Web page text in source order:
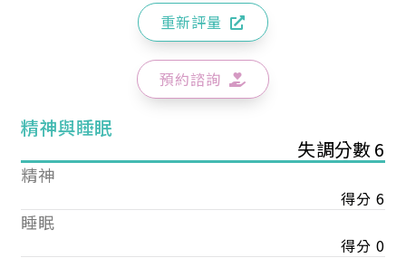
重新評量
預約諮詢
精神與睡眠
失調分數 6
精神
得分 6
睡眠
得分 0